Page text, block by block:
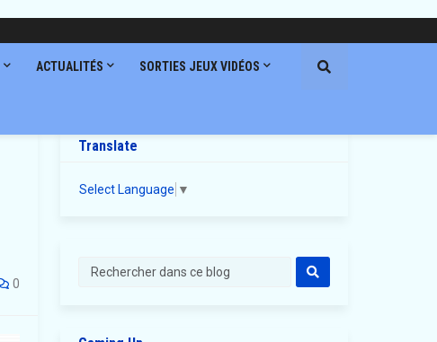
ACTUALITÉS SORTIES JEUX VIDÉOS
0
Translate
Select Language ▼